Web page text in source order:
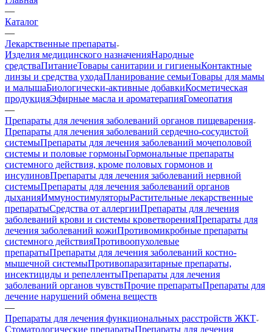
—
Каталог
—
Лекарственные препараты
Изделия медицинского назначенияНародные
средстваПитаниеТовары санитарии и гигиеныКонтактные
линзы и средства уходаПланирование семьиТовары для мамы
и малышаБиологически-активные добавкиКосметическая
продукцияЭфирные масла и ароматерапияГомеопатия
—
Препараты для лечения заболеваний органов пищеварения
Препараты для лечения заболеваний сердечно-сосудистой
системыПрепараты для лечения заболеваний мочеполовой
системы и половые гормоныГормональные препараты
системного действия, кроме половых гормонов и
инсулиновПрепараты для лечения заболеваний нервной
системыПрепараты для лечения заболеваний органов
дыханияИммуностимуляторыРастительные лекарственные
препаратыСредства от аллергииПрепараты для лечения
заболеваний крови и системы кроветворенияПрепараты для
лечения заболеваний кожиПротивомикробные препараты
системного действияПротивоопухолевые
препаратыПрепараты для лечения заболеваний костно-
мышечной системыПротивопаразитарные препараты,
инсектициды и репеллентыПрепараты для лечения
заболеваний органов чувствПрочие препаратыПрепараты для
лечение нарушений обмена веществ
—
Препараты для лечения функциональных расстройств ЖКТ
Стоматологические препаратыПрепараты для лечения